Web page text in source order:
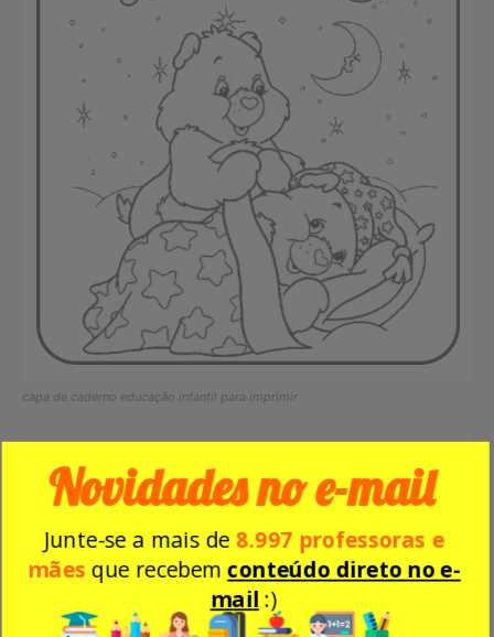
capa de caderno educação infantil para imprimir
Junte-se a mais de8.997 professoras e
mães que recebemconteúdo direto no e-
mail :)
Novidades no e-mail